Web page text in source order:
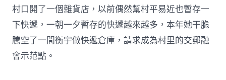
村口開了一個雜貨店，以前偶然幫村平易近也暫存一
下快遞，一朝一夕暫存的快遞越來越多，本年她干脆
騰空了一間衡宇做快遞倉庫，請求成為村里的交郵融
會示范點。